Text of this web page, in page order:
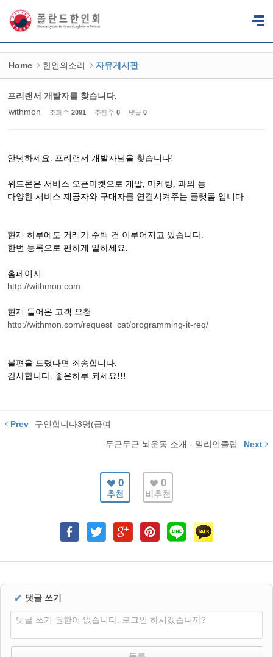
Home 한인의소리 자유게시판
프리랜서 개발자를 찾습니다.
withmon
조회 수 2091 추천 수 0 댓글 0
안녕하세요. 프리랜서 개발자님을 찾습니다!
위드몬은 서비스 오픈마켓으로 개발, 마케팅, 과외 등
다양한 서비스 제공자와 구매자를 연결시켜주는 플랫폼 입니다.
현재 하루에도 거래가 수백 건 이루어지고 있습니다.
한번 등록으로 편하게 일하세요.
홈페이지
http://withmon.com
현재 들어온 고객 요청
http://withmon.com/request_cat/programming-it-req/
불편을 드렸다면 죄송합니다.
감사합니다. 좋은하루 되세요!!!
Prev 구인합니다3명(급여
두근두근 뇌운동 소개 - 밀리언클럽 Next
0
추천
0
비추천
✔ 댓글 쓰기
댓글 쓰기 권한이 없습니다. 로그인 하시겠습니까?